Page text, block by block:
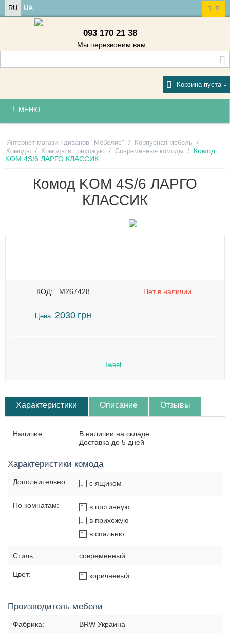
RU UA
093 170 21 38
Мы перезвоним вам
Корзина пуста
МЕНЮ
Интернет-магазин диванов "Мебелис" / Корпусная мебель /
Комоды / Комоды в прихожую / Современные комоды / Комод
KOM 4S/6 ЛАРГО КЛАССИК
Комод KOM 4S/6 ЛАРГО
КЛАССИК
КОД: M267428 Нет в наличии
Цена: 2030 грн
Tweet
Характеристики Описание Отзывы
Наличие:
В наличии на складе.
Доставка до 5 дней
Характеристики комода
Дополнительно: с ящиком
По комнатам:
в гостинную
в прихожую
в спальню
Стиль: современный
Цвет: коричневый
Производитель мебели
Фабрика: BRW Украина